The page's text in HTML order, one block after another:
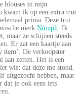
blouses in mijn
kwam ik op een extra trui
prima. Deze trui
merk Nümph. Ik
maar ze schijnen steeds
Er zat een kaartje aan
item’. De verkoopster
aan zetten. Het is een
wist dat deze me stond.
uitgezocht hebben, maar
dat je ook eens iets